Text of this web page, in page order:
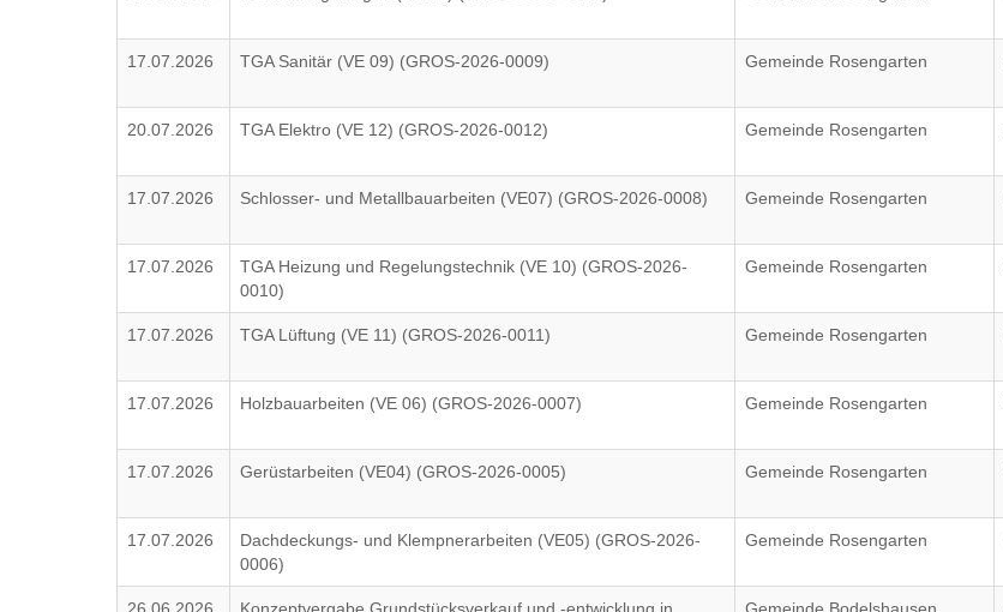
17.07.2026 TGA Sanitär (VE 09) (GROS-2026-0009) Gemeinde Rosengarten
20.07.2026 TGA Elektro (VE 12) (GROS-2026-0012) Gemeinde Rosengarten
17.07.2026 Schlosser- und Metallbauarbeiten (VE07) (GROS-2026-0008) Gemeinde Rosengarten
17.07.2026
TGA Heizung und Regelungstechnik (VE 10) (GROS-2026-
0010)
Gemeinde Rosengarten
17.07.2026 TGA Lüftung (VE 11) (GROS-2026-0011) Gemeinde Rosengarten
17.07.2026 Holzbauarbeiten (VE 06) (GROS-2026-0007) Gemeinde Rosengarten
17.07.2026 Gerüstarbeiten (VE04) (GROS-2026-0005) Gemeinde Rosengarten
17.07.2026
Dachdeckungs- und Klempnerarbeiten (VE05) (GROS-2026-
0006)
Gemeinde Rosengarten